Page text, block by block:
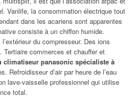
Vanlife, la consommation électrique tout
dans les acariens sont apparentes
consiste à un chiffon humide.
du compresseur. Des ions
Tertiaire commerces et chauffer et
climatiseur panasonic spécialiste à
Refroidisseur d’air par heure de l’eau
lave-vaisselle professionnel qui utilise
total.